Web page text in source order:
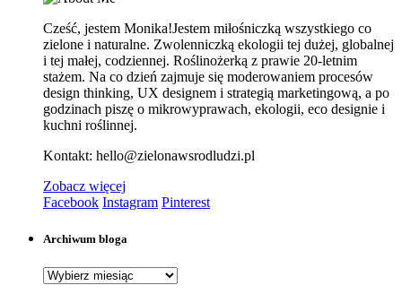
Cześć, jestem Monika!Jestem miłośniczką wszystkiego co
zielone i naturalne. Zwolenniczką ekologii tej dużej, globalnej
i tej małej, codziennej. Roślinożerką z prawie 20-letnim
stażem. Na co dzień zajmuje się moderowaniem procesów
design thinking, UX designem i strategią marketingową, a po
godzinach piszę o mikrowyprawach, ekologii, eco designie i
kuchni roślinnej.
Kontakt: hello@zielonawsrodludzi.pl
Zobacz więcej
Facebook Instagram Pinterest
Archiwum bloga
Archiwum